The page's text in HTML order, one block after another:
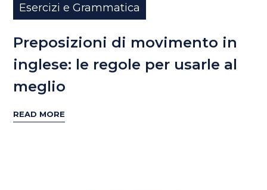
Esercizi e Grammatica
Preposizioni di movimento in
inglese: le regole per usarle al
meglio
READ MORE